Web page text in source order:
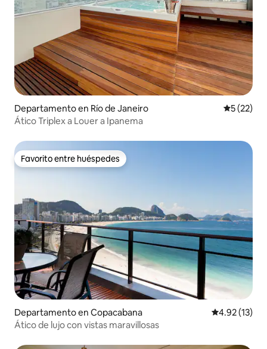
Departamento en Río de Janeiro
5 (22)
Ático Triplex a Louer a Ipanema
Favorito entre huéspedes
Favorito entre huéspedes
Departamento en Copacabana Calificación
4.92 (13)
Ático de lujo con vistas maravillosas